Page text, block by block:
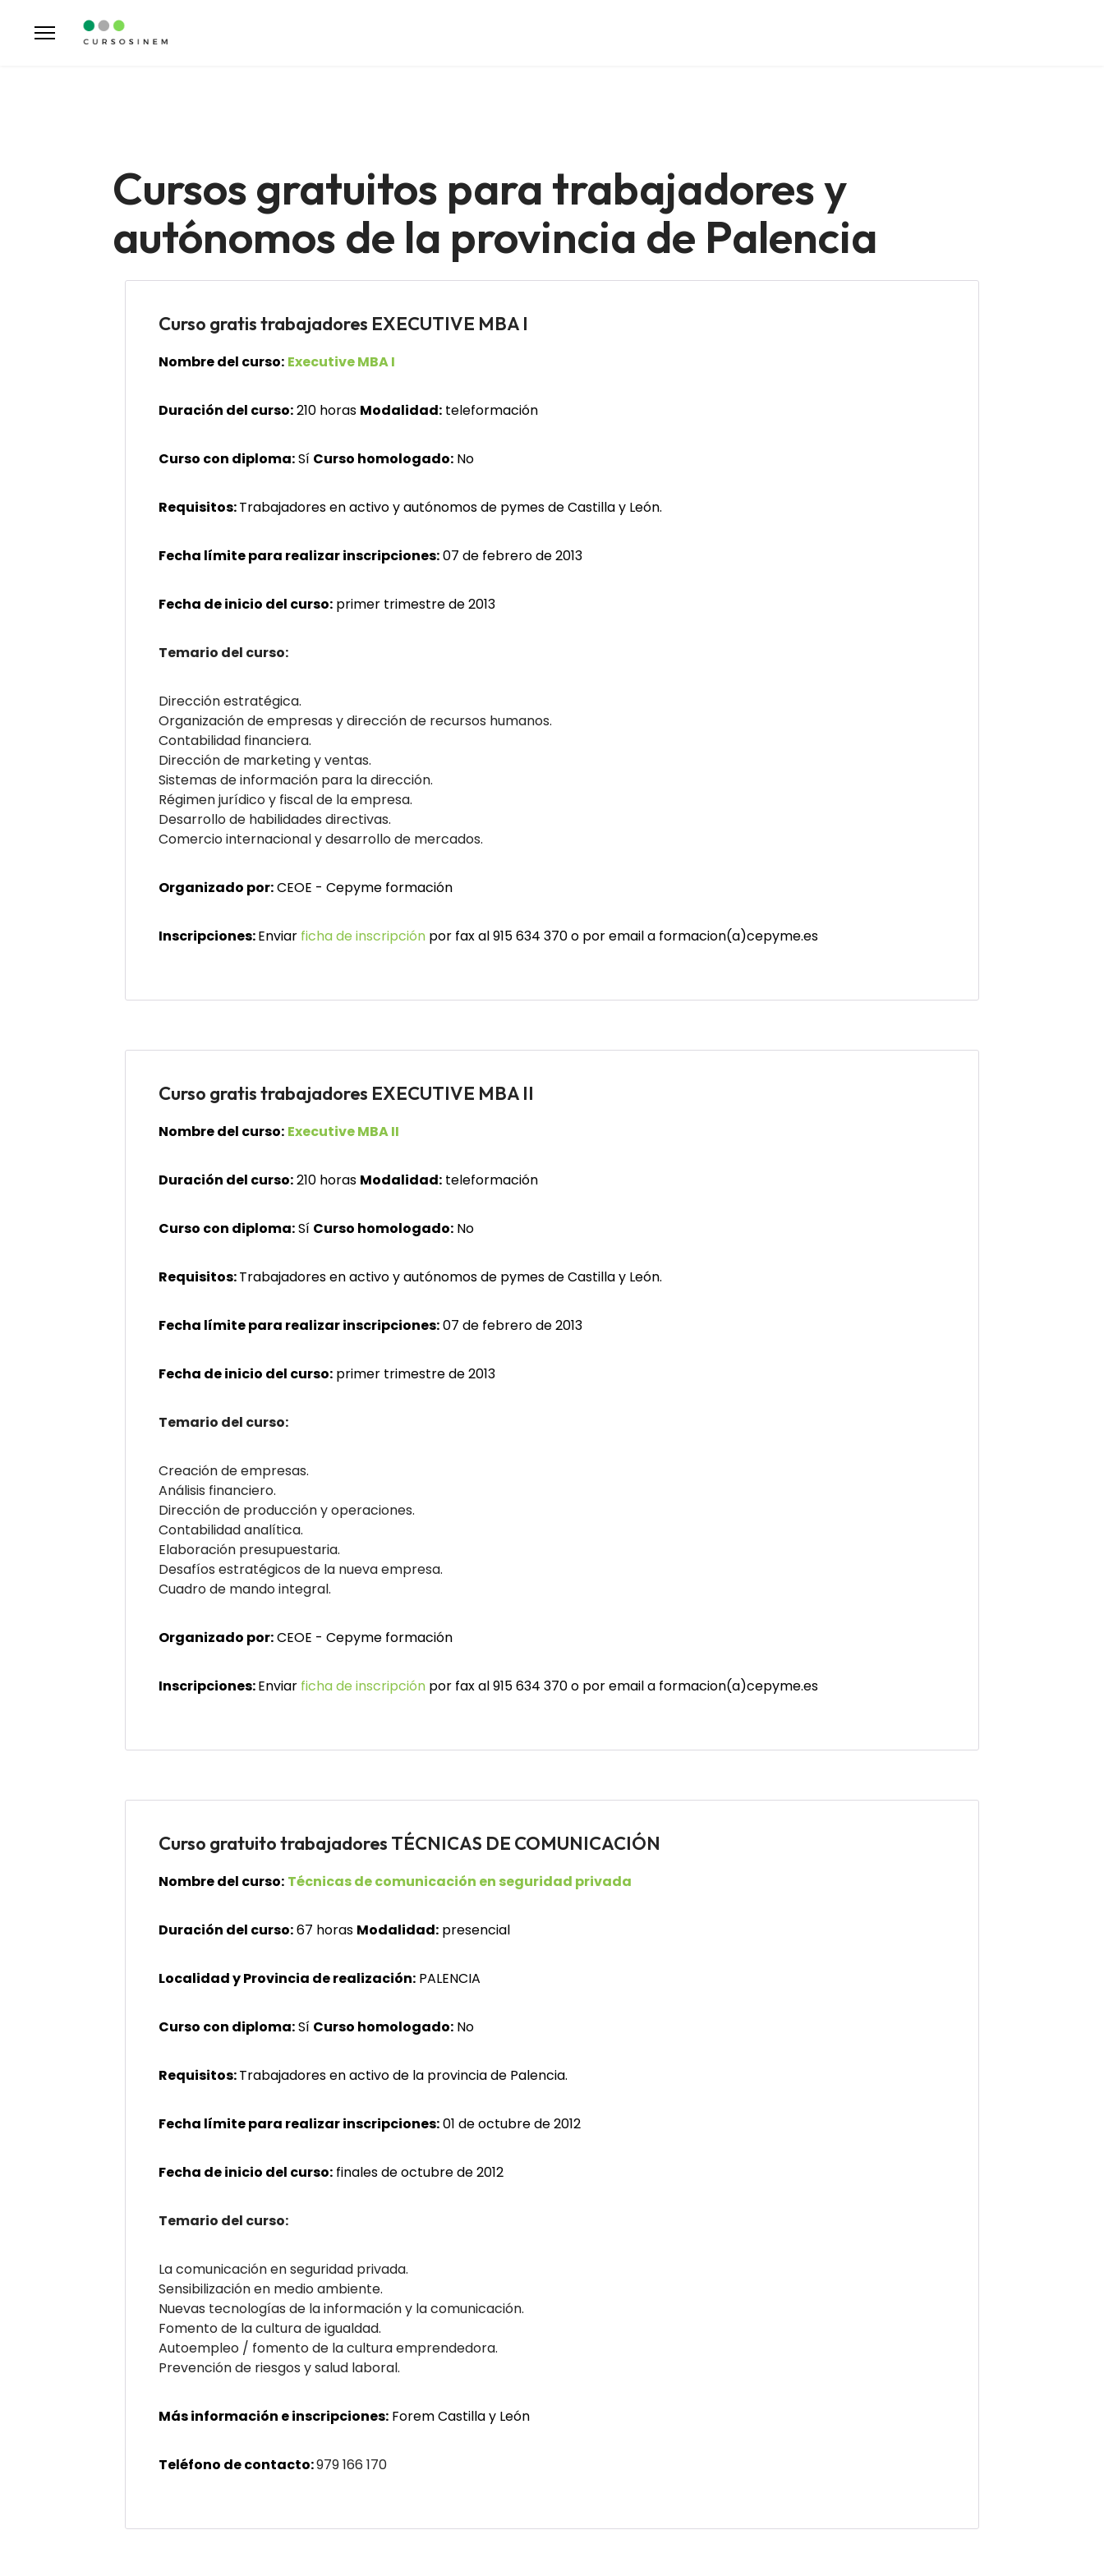
Cursos gratuitos para trabajadores y
autónomos de la provincia de Palencia
Curso gratis trabajadores EXECUTIVE MBA I
Nombre del curso: Executive MBA I
Duración del curso:210 horas Modalidad: teleformación
Curso con diploma:Sí Curso homologado: No
Requisitos:Trabajadores en activo y autónomos de pymes de Castilla y León.
Fecha límite para realizar inscripciones:07 de febrero de 2013
Fecha de inicio del curso: primer trimestre de 2013
Temario del curso:
Dirección estratégica.
Organización de empresas y dirección de recursos humanos.
Contabilidad financiera.
Dirección de marketing y ventas.
Sistemas de información para la dirección.
Régimen jurídico y fiscal de la empresa.
Desarrollo de habilidades directivas.
Comercio internacional y desarrollo de mercados.
Organizado por:CEOE - Cepyme formación
Inscripciones:Enviar ficha de inscripción por fax al 915 634 370 o por email a formacion(a)cepyme.es
Curso gratis trabajadores EXECUTIVE MBA II
Nombre del curso: Executive MBA II
Duración del curso:210 horas Modalidad: teleformación
Curso con diploma:Sí Curso homologado: No
Requisitos:Trabajadores en activo y autónomos de pymes de Castilla y León.
Fecha límite para realizar inscripciones:07 de febrero de 2013
Fecha de inicio del curso: primer trimestre de 2013
Temario del curso:
Creación de empresas.
Análisis financiero.
Dirección de producción y operaciones.
Contabilidad analítica.
Elaboración presupuestaria.
Desafíos estratégicos de la nueva empresa.
Cuadro de mando integral.
Organizado por:CEOE - Cepyme formación
Inscripciones:Enviar ficha de inscripción por fax al 915 634 370 o por email a formacion(a)cepyme.es
Curso gratuito trabajadores TÉCNICAS DE COMUNICACIÓN
Nombre del curso: Técnicas de comunicación en seguridad privada
Duración del curso:67 horas Modalidad: presencial
Localidad y Provincia de realización: PALENCIA
Curso con diploma:Sí Curso homologado: No
Requisitos:Trabajadores en activo de la provincia de Palencia.
Fecha límite para realizar inscripciones:01 de octubre de 2012
Fecha de inicio del curso: finales de octubre de 2012
Temario del curso:
La comunicación en seguridad privada.
Sensibilización en medio ambiente.
Nuevas tecnologías de la información y la comunicación.
Fomento de la cultura de igualdad.
Autoempleo / fomento de la cultura emprendedora.
Prevención de riesgos y salud laboral.
Más información e inscripciones: Forem Castilla y León
Teléfono de contacto:979 166 170